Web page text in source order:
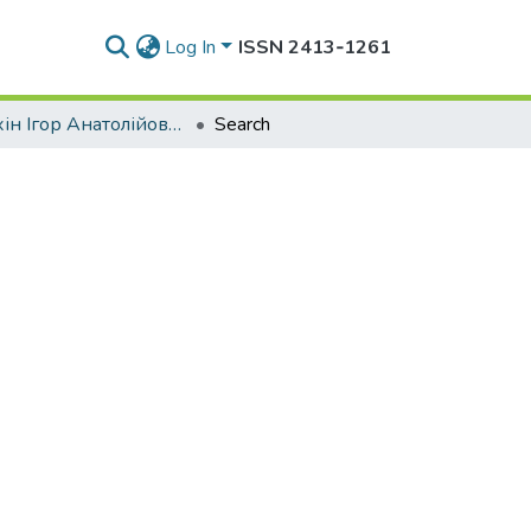
Log In ISSN 2413‑1261
Кірюхін Ігор Анатолійович Search